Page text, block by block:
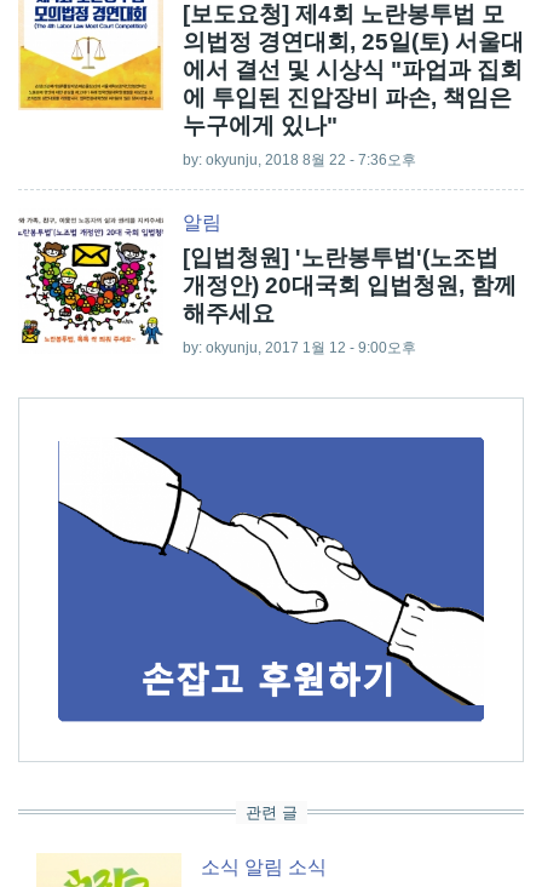
[보도요청] 제4회 노란봉투법 모
의법정 경연대회, 25일(토) 서울대
에서 결선 및 시상식 "파업과 집회
에 투입된 진압장비 파손, 책임은
누구에게 있나"
by: okyunju, 2018 8월 22 - 7:36오후
알림
[입법청원] '노란봉투법'(노조법
개정안) 20대국회 입법청원, 함께
해주세요
by: okyunju, 2017 1월 12 - 9:00오후
관련 글
소식 알림 소식